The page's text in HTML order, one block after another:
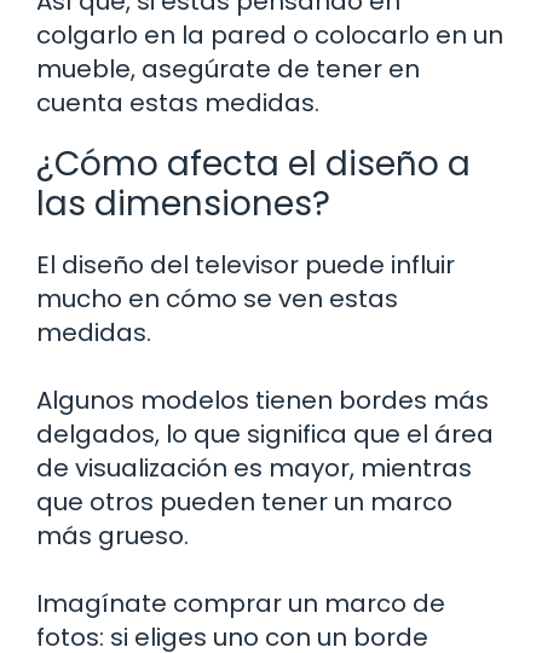
colgarlo en la pared o colocarlo en un
mueble, asegúrate de tener en
cuenta estas medidas.
¿Cómo afecta el diseño a
las dimensiones?
El diseño del televisor puede influir
mucho en cómo se ven estas
medidas.
Algunos modelos tienen bordes más
delgados, lo que significa que el área
de visualización es mayor, mientras
que otros pueden tener un marco
más grueso.
Imagínate comprar un marco de
fotos: si eliges uno con un borde